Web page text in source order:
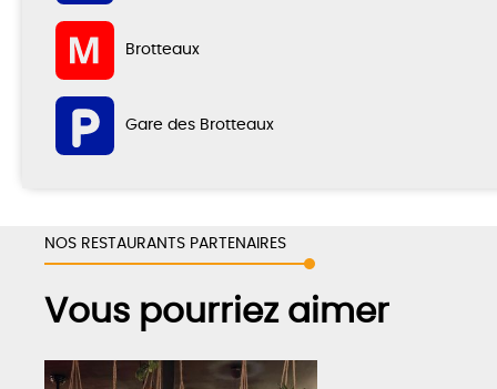
Brotteaux
Gare des Brotteaux
NOS RESTAURANTS PARTENAIRES
Vous pourriez aimer